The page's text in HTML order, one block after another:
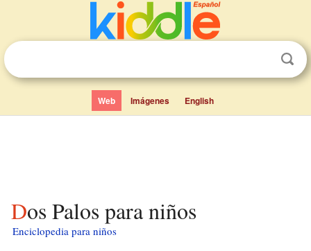
Web Imágenes English
Dos Palos para niños
Enciclopedia para niños